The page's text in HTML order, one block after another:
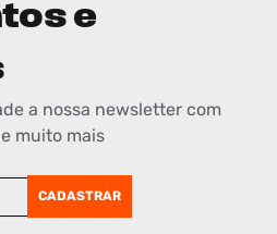
e
a nossa newsletter com
muito mais
CADASTRAR